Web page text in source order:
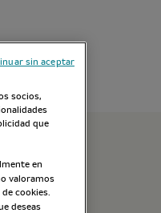
socios,
que
en
valoramos
cookies.
deseas
sin aceptar